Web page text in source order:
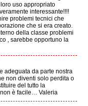
uso appropriato
interessante!!!!
problemi tecnici che
che si era creato.
della classe problemi
, sarebbe opportuno la
adeguata da parte nostra
non diventi solo perdita o
del tutto la
è facile… Valeria